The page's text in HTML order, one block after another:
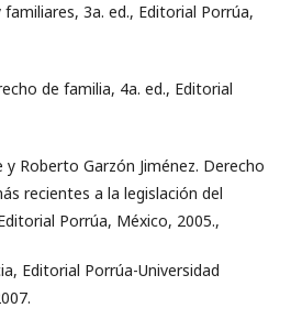
3a. ed., Editorial Porrúa,
de familia, 4a. ed., Editorial
Roberto Garzón Jiménez. Derecho
recientes a la legislación del
Porrúa, México, 2005.,
Editorial Porrúa-Universidad